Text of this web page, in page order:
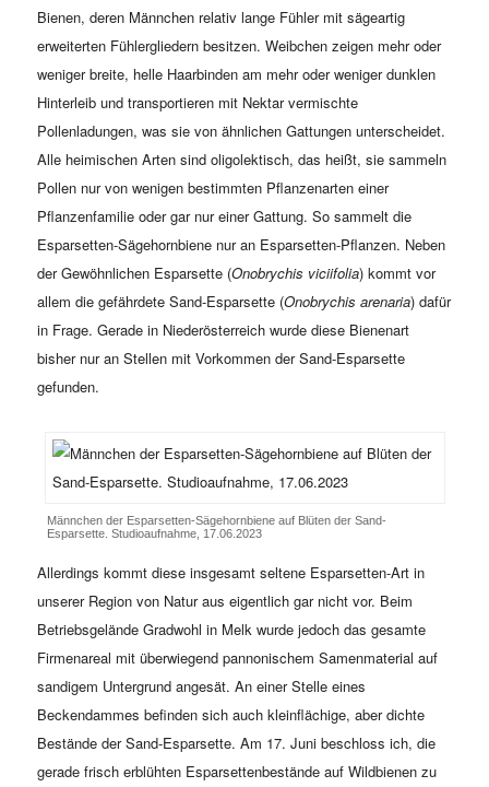
Bienen, deren Männchen relativ lange Fühler mit sägeartig
erweiterten Fühlergliedern besitzen. Weibchen zeigen mehr oder
weniger breite, helle Haarbinden am mehr oder weniger dunklen
Hinterleib und transportieren mit Nektar vermischte
Pollenladungen, was sie von ähnlichen Gattungen unterscheidet.
Alle heimischen Arten sind oligolektisch, das heißt, sie sammeln
Pollen nur von wenigen bestimmten Pflanzenarten einer
Pflanzenfamilie oder gar nur einer Gattung. So sammelt die
Esparsetten-Sägehornbiene nur an Esparsetten-Pflanzen. Neben
der Gewöhnlichen Esparsette (Onobrychis viciifolia) kommt vor
allem die gefährdete Sand-Esparsette (Onobrychis arenaria) dafür
in Frage. Gerade in Niederösterreich wurde diese Bienenart
bisher nur an Stellen mit Vorkommen der Sand-Esparsette
gefunden.
Männchen der Esparsetten-Sägehornbiene auf Blüten der Sand-
Esparsette. Studioaufnahme, 17.06.2023
Allerdings kommt diese insgesamt seltene Esparsetten-Art in
unserer Region von Natur aus eigentlich gar nicht vor. Beim
Betriebsgelände Gradwohl in Melk wurde jedoch das gesamte
Firmenareal mit überwiegend pannonischem Samenmaterial auf
sandigem Untergrund angesät. An einer Stelle eines
Beckendammes befinden sich auch kleinflächige, aber dichte
Bestände der Sand-Esparsette. Am 17. Juni beschloss ich, die
gerade frisch erblühten Esparsettenbestände auf Wildbienen zu